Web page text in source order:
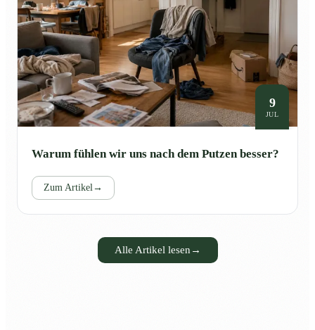
9
JUL
Warum fühlen wir uns nach dem Putzen besser?
Zum Artikel→
Alle Artikel lesen →